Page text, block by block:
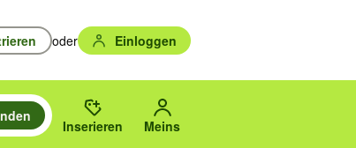
oder Einloggen
und mit Eingabetaste auswählen.
suchen, oder Vorschläge mit den Pfeiltasten nach oben/
Orts oder PLZ.
Inserieren Meins